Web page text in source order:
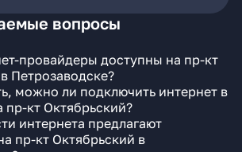
вопросы
провайдеры доступны на пр-кт
Петрозаводске?
можно ли подключить интернет в
кт Октябрьский?
интернета предлагают
пр-кт Октябрьский в